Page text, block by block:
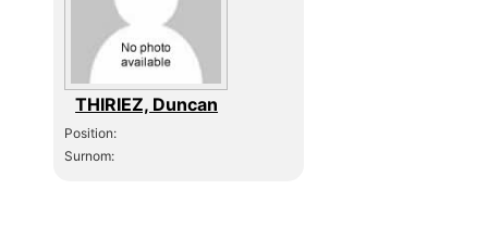
THIRIEZ, Duncan
Position:
Surnom: